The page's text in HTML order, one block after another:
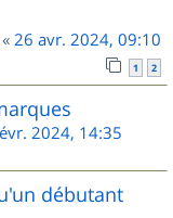
« 26 avr. 2024, 09:10
1 2
2024, 14:35
débutant